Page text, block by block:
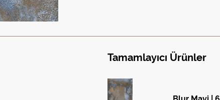
Tamamlayıcı Ürünler